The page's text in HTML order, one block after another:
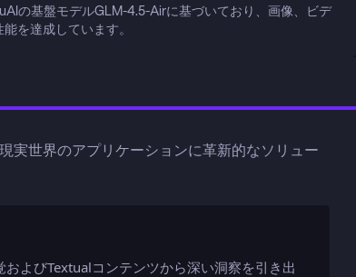
の基盤モデルGLM-4.5-Airに基づいており、画像、ビデ
を達成しています。
世界のアプリケーションに革新的なソリュー
よびTextualコンテンツから深い洞察を引き出